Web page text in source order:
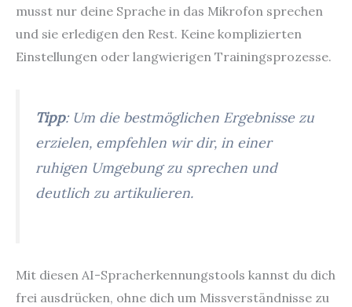
musst nur deine Sprache in das Mikrofon sprechen
und sie erledigen den Rest. Keine komplizierten
Einstellungen oder langwierigen Trainingsprozesse.
Tipp: Um die bestmöglichen Ergebnisse zu
erzielen, empfehlen wir dir, in einer
ruhigen Umgebung zu sprechen und
deutlich zu artikulieren.
Mit diesen AI-Spracherkennungstools kannst du dich
frei ausdrücken, ohne dich um Missverständnisse zu